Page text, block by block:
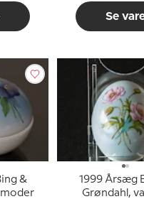
Se
&
1999 Årsæg
Grøndahl,